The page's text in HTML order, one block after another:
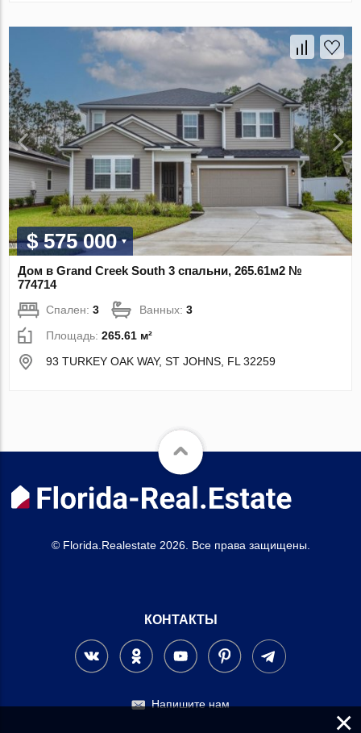
$ 575 000
Дом в Grand Creek South 3 спальни, 265.61м2 №
774714
Спален:3 Ванных:3
Площадь:265.61 м²
93 TURKEY OAK WAY, ST JOHNS, FL 32259
© Florida.Realestate 2026. Все права защищены.
КОНТАКТЫ
Напишите нам
×